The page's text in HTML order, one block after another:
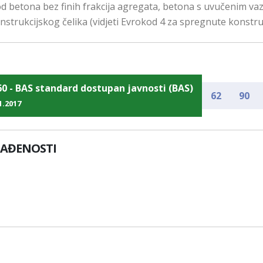
betona bez finih frakcija agregata, betona s uvučenim
čelika (vidjeti Evrokod 4 za spregnute
- BAS standard dostupan javnosti (BAS)
62 90